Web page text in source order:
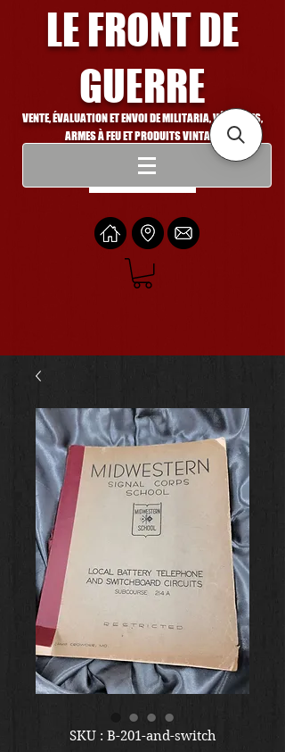
LE FRONT DE
GUERRE
VENTE, ÉVALUATION ET ENVOI DE MILITARIA, VÉHICULES,
ARMES À FEU ET PRODUITS VINTAGE
Se connecter
SKU : B-201-and-switch